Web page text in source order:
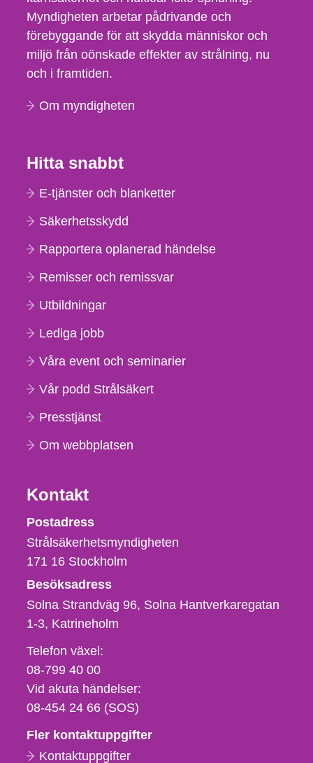
Myndigheten arbetar pådrivande och
förebyggande för att skydda människor och
miljö från oönskade effekter av strålning, nu
och i framtiden.
Om myndigheten
Hitta snabbt
E-tjänster och blanketter
Säkerhetsskydd
Rapportera oplanerad händelse
Remisser och remissvar
Utbildningar
Lediga jobb
Våra event och seminarier
Vår podd Strålsäkert
Presstjänst
Om webbplatsen
Kontakt
Strålsäkerhetsmyndigheten
Postadress
Strålsäkerhetsmyndigheten
171 16 Stockholm
Besöksadress
Solna Strandväg 96, Solna Hantverkaregatan
1-3 Katrineholm
Telefon,
fax
och
e-
Telefon växel:
08-799 40 00
Vid akuta händelser:
08-454 24 66 (SOS)
Fler kontaktuppgifter
Kontaktuppgifter